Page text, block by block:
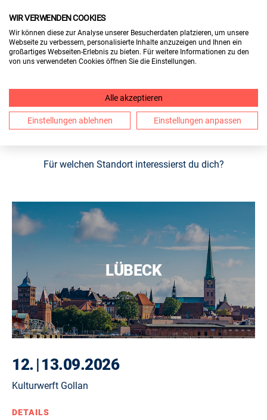
FÜR BESUCHER
FÜR AUSSTELLER
UNSERE BERUF & BILDUNG HÄLT
AN 6 STATIONEN. FINDE HIER DIE
MESSE IN DEINER NÄHE.
Für welchen Standort interessierst du dich?
LÜBECK
12. | 13.09.2026
Kulturwerft Gollan
DETAILS
WIR VERWENDEN COOKIES
Wir können diese zur Analyse unserer Besucherdaten platzieren, um unsere
Webseite zu verbessern, personalisierte Inhalte anzuzeigen und Ihnen ein
großartiges Webseiten-Erlebnis zu bieten. Für weitere Informationen zu den
von uns verwendeten Cookies öffnen Sie die Einstellungen.
Alle akzeptieren
Einstellungen ablehnen Einstellungen anpassen